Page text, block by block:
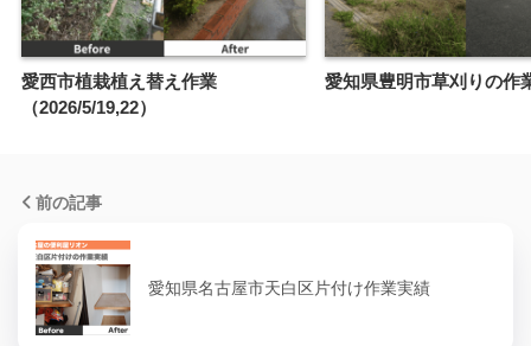
愛西市植栽植え替え作業
（2026/5/19,22）
愛知県豊明市草刈りの作
前の記事
愛知県名古屋市天白区片付け作業実績